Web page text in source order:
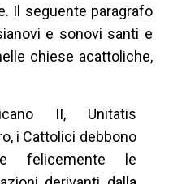
Il seguente paragrafo
e sonovi santi e
chiese acattoliche,
II, Unitatis
i Cattolici debbono
felicemente le